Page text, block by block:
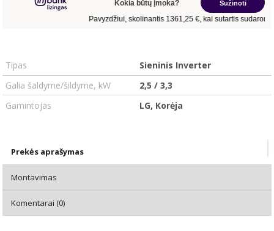
Tipas
Sieninis Inverter
Galia šaldyme/šildyme, kW
2,5 / 3,3
Gamintojas
LG, Korėja
Prekės aprašymas
Montavimas
Komentarai (0)